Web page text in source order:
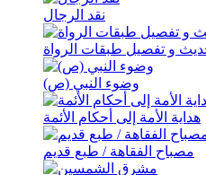
نقد الرجال
و تفصیل طبقات الرواة
وضوء النبي (ص)
هدایة الأمة إلی أحکام الأئمة
مصباح الفقاهة / طبع قدیم